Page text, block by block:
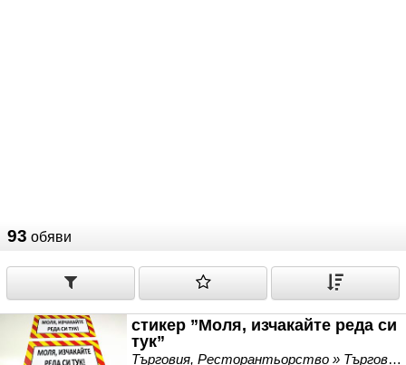
93 обяви
стикер ”Моля, изчакайте реда си
тук”
Търговия, Ресторантьорство » Търговско и ресторантьорско оборудване